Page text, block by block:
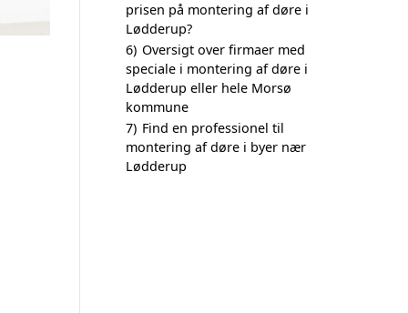
prisen på montering af døre i
Lødderup?
6) Oversigt over firmaer med
speciale i montering af døre i
Lødderup eller hele Morsø
kommune
7) Find en professionel til
montering af døre i byer nær
Lødderup